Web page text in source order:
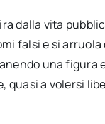
dalla vita
falsi e si arruola
una figura
quasi a volersi